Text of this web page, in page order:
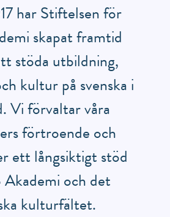
har Stiftelsen för
skapat framtid
stöda utbildning,
kultur på svenska i
Vi förvaltar våra
förtroende och
ett långsiktigt stöd
och det
kulturfältet.